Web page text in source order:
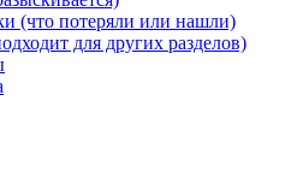
(что потеряли или нашли)
для других разделов)